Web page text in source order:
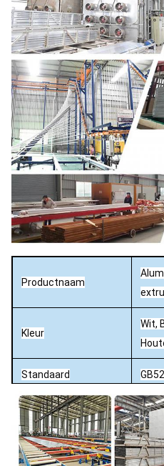
Productnaam
Kleur
Wit,
Standaard
Capaciteit